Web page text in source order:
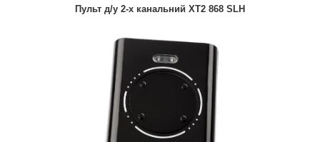
Пульт д/у 2-х канальний XT2 868 SLH